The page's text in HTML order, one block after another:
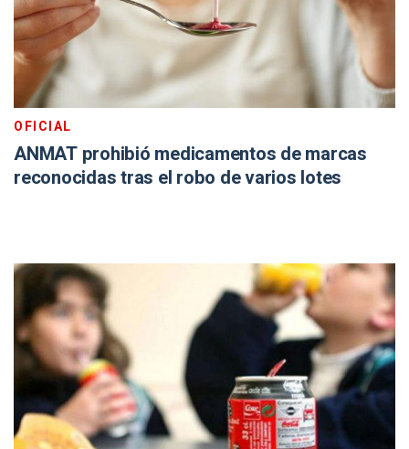
OFICIAL
ANMAT prohibió medicamentos de marcas
reconocidas tras el robo de varios lotes